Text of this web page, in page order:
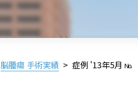
脳腫瘍 手術実績 > 症例 '13年5月No.